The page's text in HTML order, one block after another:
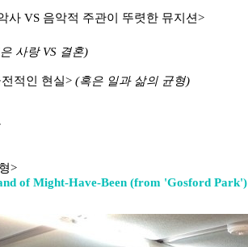
사 VS 음악적 주관이 뚜렷한 뮤지션>
사랑 VS 결혼)
적인 현실> (혹은 일과 삶의 균형)
>
of Might-Have-Been (from 'Gosford Park')